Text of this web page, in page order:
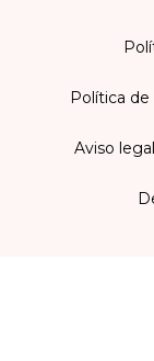
Política de
Aviso legal